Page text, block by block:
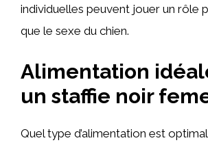
individuelles peuvent jouer un rôle
que le sexe du chien.
Alimentation
un staffie noir
Quel type d’alimentation est